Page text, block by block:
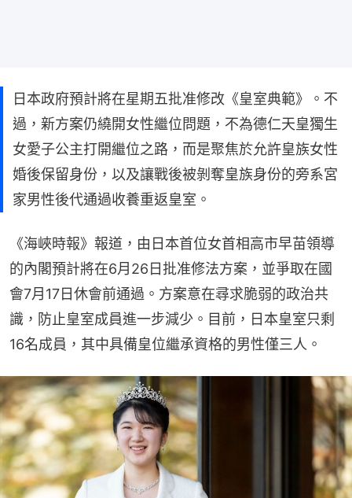
日本政府預計將在星期五批准修改《皇室典範》。不
過，新方案仍繞開女性繼位問題，不為德仁天皇獨生
女愛子公主打開繼位之路，而是聚焦於允許皇族女性
婚後保留身份，以及讓戰後被剝奪皇族身份的旁系宮
家男性後代通過收養重返皇室。
《海峽時報》報道，由日本首位女首相高市早苗領導
的內閣預計將在6月26日批准修法方案，並爭取在國
會7月17日休會前通過。方案意在尋求脆弱的政治共
識，防止皇室成員進一步減少。目前，日本皇室只剩
16名成員，其中具備皇位繼承資格的男性僅三人。